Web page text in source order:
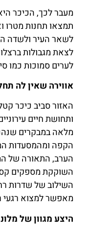
מעבר לכך, הכיכר
תמצאו תחנות מטרו
לשאר העיר ולשדה
לצאת מגבולות
לערים סמוכות כמו
אווירה שאין לה
האזור סביב כיכר
ותחושת חיים
מלאה במבקרים
הקפה ומהמסעדות
הערב, התאורה של
השוקקת מספקים
השילוב של שדרות
מאפשר למצוא רגעי
היצע מגוון של